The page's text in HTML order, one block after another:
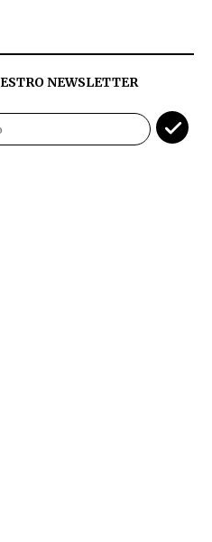
NEWSLETTER